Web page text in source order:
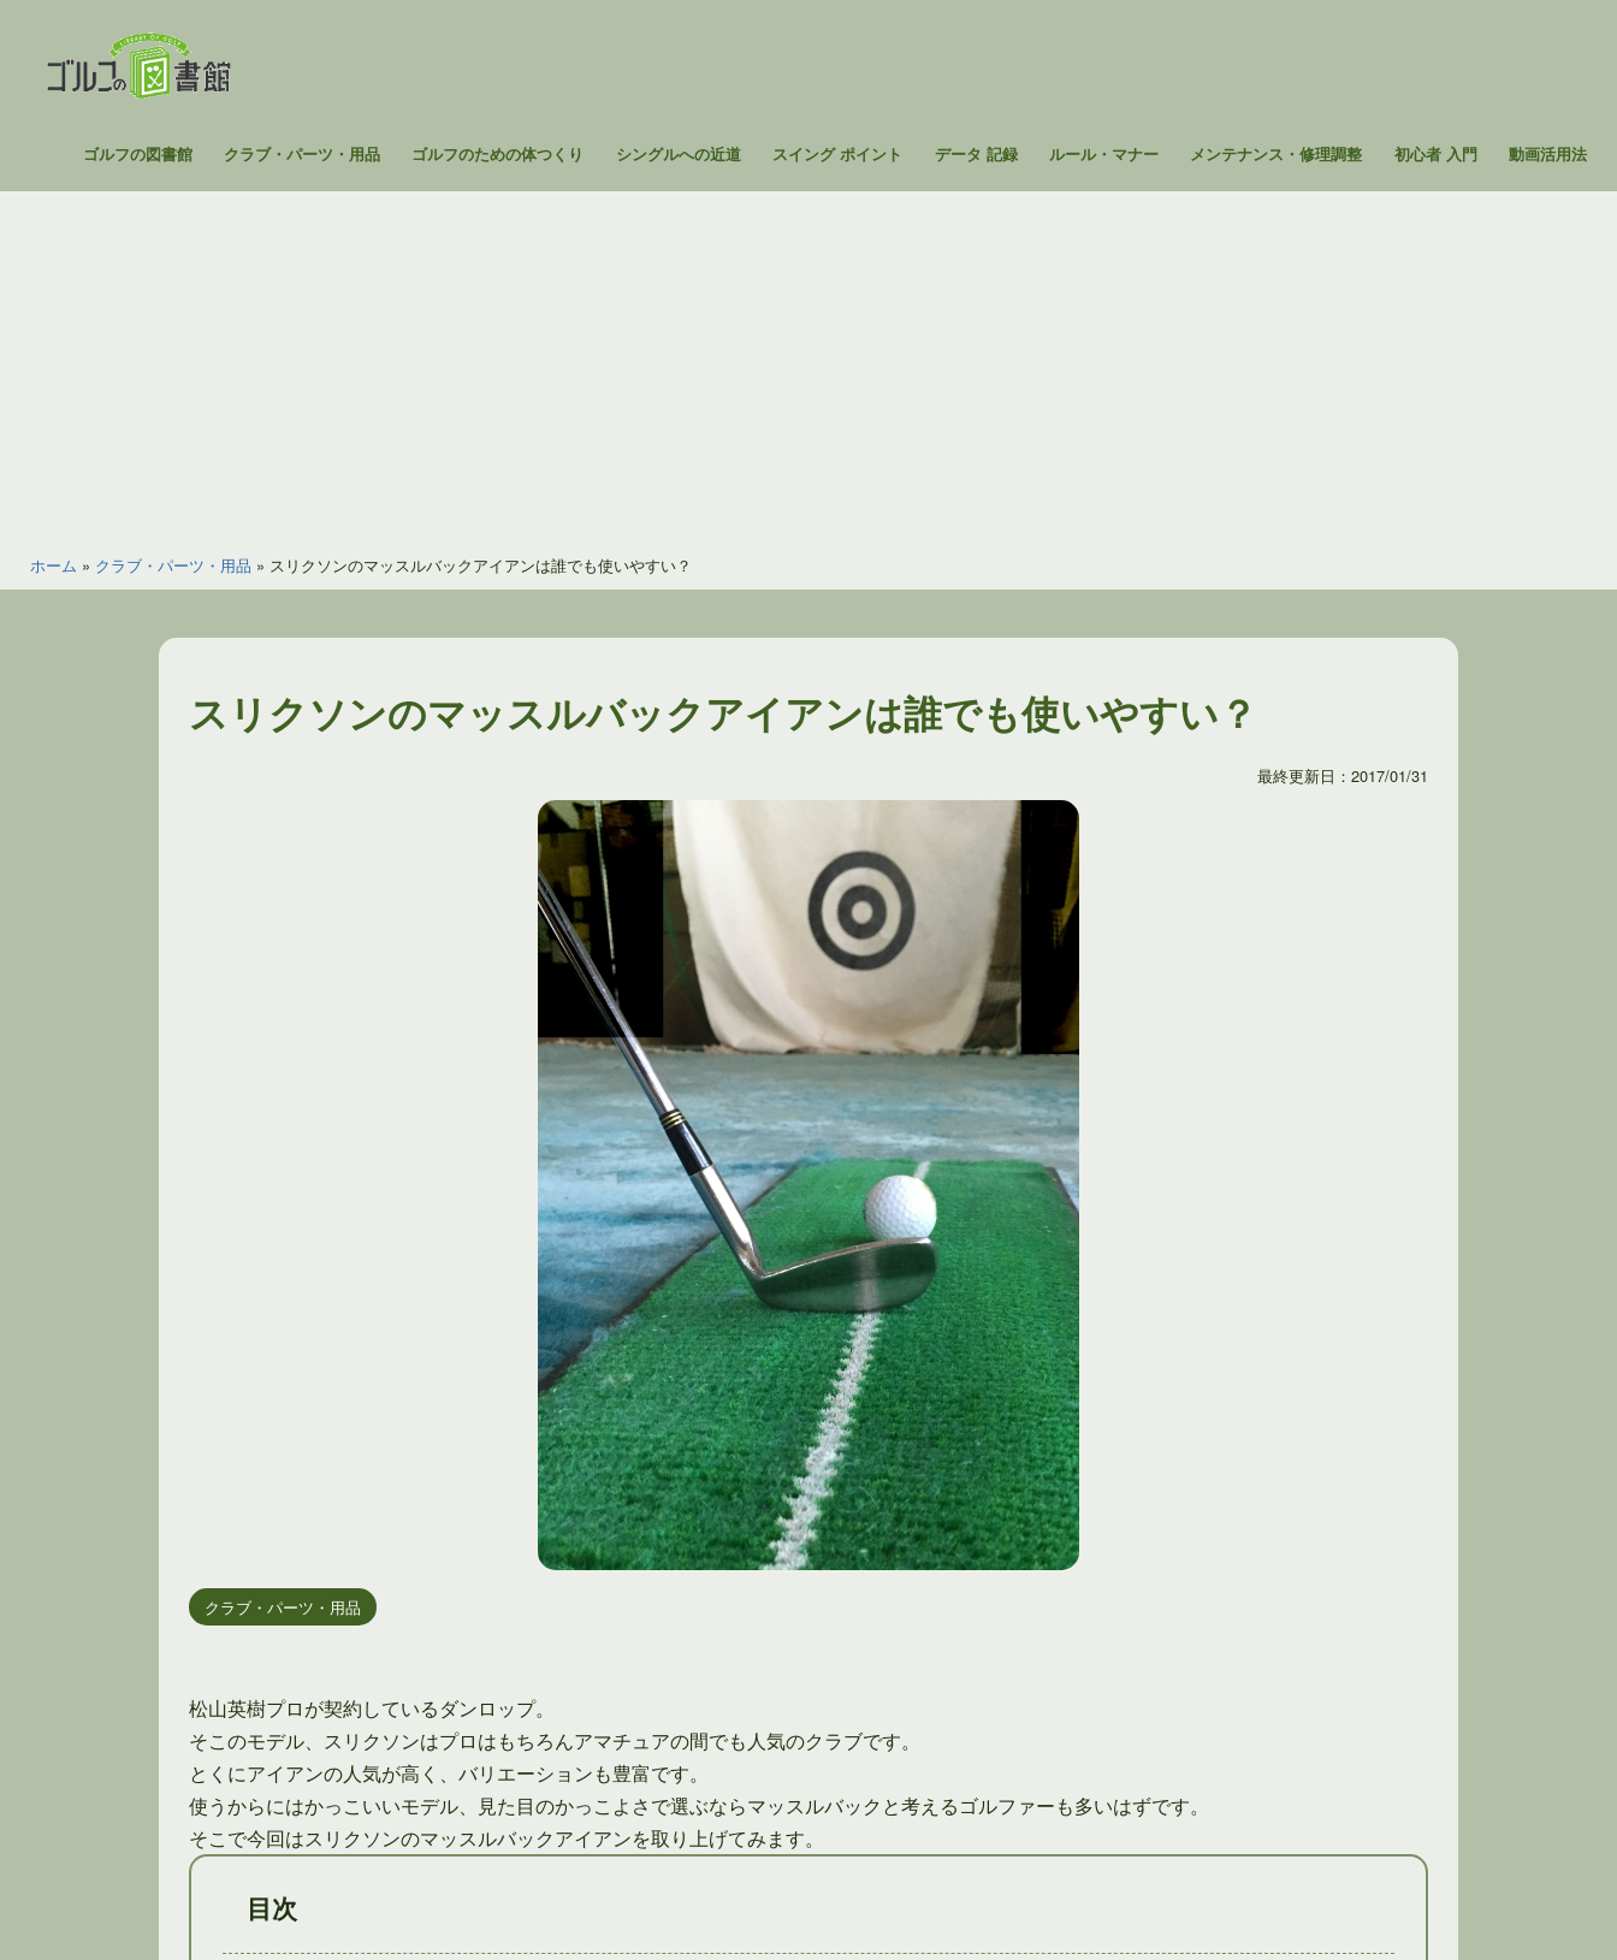
ゴルフの図書館 クラブ・パーツ・用品 ゴルフのための体つくり シングルへの近道 スイング ポイント データ 記録 ルール・マナー メンテナンス・修理調整 初心者 入門 動画活用法
ホーム » クラブ・パーツ・用品 » スリクソンのマッスルバックアイアンは誰でも使いやすい？
スリクソンのマッスルバックアイアンは誰でも使いやすい？
最終更新日：2017/01/31
クラブ・パーツ・用品
松山英樹プロが契約しているダンロップ。
そこのモデル、スリクソンはプロはもちろんアマチュアの間でも人気のクラブです。
とくにアイアンの人気が高く、バリエーションも豊富です。
使うからにはかっこいいモデル、見た目のかっこよさで選ぶならマッスルバックと考えるゴルファーも多いはずです。
そこで今回はスリクソンのマッスルバックアイアンを取り上げてみます。
目次